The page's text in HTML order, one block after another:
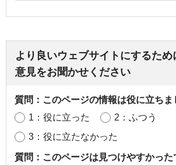
より良いウェブサイトにするた
意見をお聞かせください
質問：このページの情報は役に立ちま
1：役に立った
2：ふつう
3：役に立たなかった
質問：このページは見つけやすかった